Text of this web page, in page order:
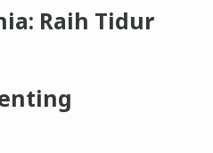
Raih Tidur